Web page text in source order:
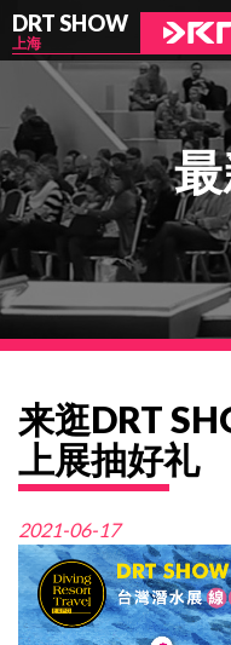
DRT SHOW
上海
来逛DRT
上展抽好礼
2021-06-17